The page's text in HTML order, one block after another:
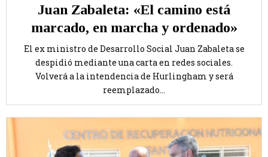
Juan Zabaleta: «El camino está
marcado, en marcha y ordenado»
El ex ministro de Desarrollo Social Juan Zabaleta se
despidió mediante una carta en redes sociales.
Volverá a la intendencia de Hurlingham y será
reemplazado...